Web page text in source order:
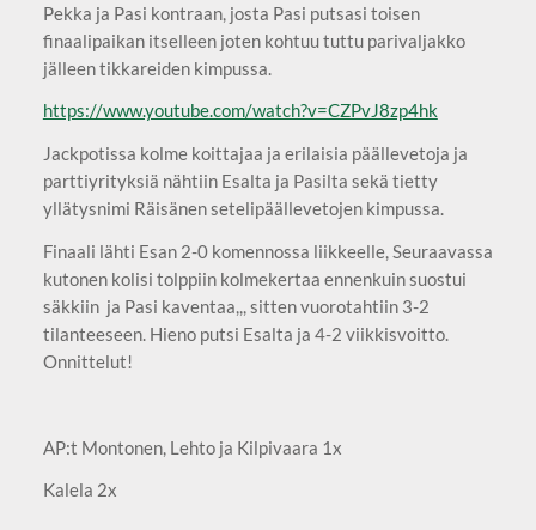
Pekka ja Pasi kontraan, josta Pasi putsasi toisen
finaalipaikan itselleen joten kohtuu tuttu parivaljakko
jälleen tikkareiden kimpussa.
https://www.youtube.com/watch?v=CZPvJ8zp4hk
Jackpotissa kolme koittajaa ja erilaisia päällevetoja ja
parttiyrityksiä nähtiin Esalta ja Pasilta sekä tietty
yllätysnimi Räisänen setelipäällevetojen kimpussa.
Finaali lähti Esan 2-0 komennossa liikkeelle, Seuraavassa
kutonen kolisi tolppiin kolmekertaa ennenkuin suostui
säkkiin ja Pasi kaventaa,,, sitten vuorotahtiin 3-2
tilanteeseen. Hieno putsi Esalta ja 4-2 viikkisvoitto.
Onnittelut!
AP:t Montonen, Lehto ja Kilpivaara 1x
Kalela 2x